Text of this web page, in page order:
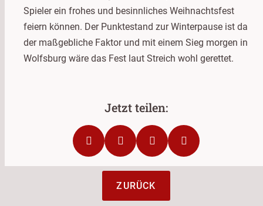
Spieler ein frohes und besinnliches Weihnachtsfest
feiern können. Der Punktestand zur Winterpause ist da
der maßgebliche Faktor und mit einem Sieg morgen in
Wolfsburg wäre das Fest laut Streich wohl gerettet.
ZURÜCK